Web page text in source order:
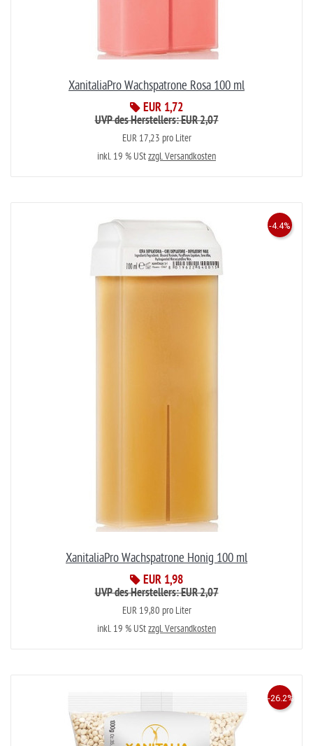
XanitaliaPro Wachspatrone Rosa 100 ml
EUR 1,72
UVP des Herstellers: EUR 2,07
EUR 17,23 pro Liter
inkl. 19 % UStzzgl. Versandkosten
XanitaliaPro Wachspatrone Honig 100 ml
EUR 1,98
-4.4%
UVP des Herstellers: EUR 2,07
EUR 19,80 pro Liter
inkl. 19 % UStzzgl. Versandkosten
-26.2%